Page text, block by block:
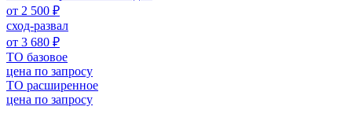
от 2 500 ₽
сход-развал
от 3 680 ₽
ТО базовое
цена по запросу
ТО расширенное
цена по запросу